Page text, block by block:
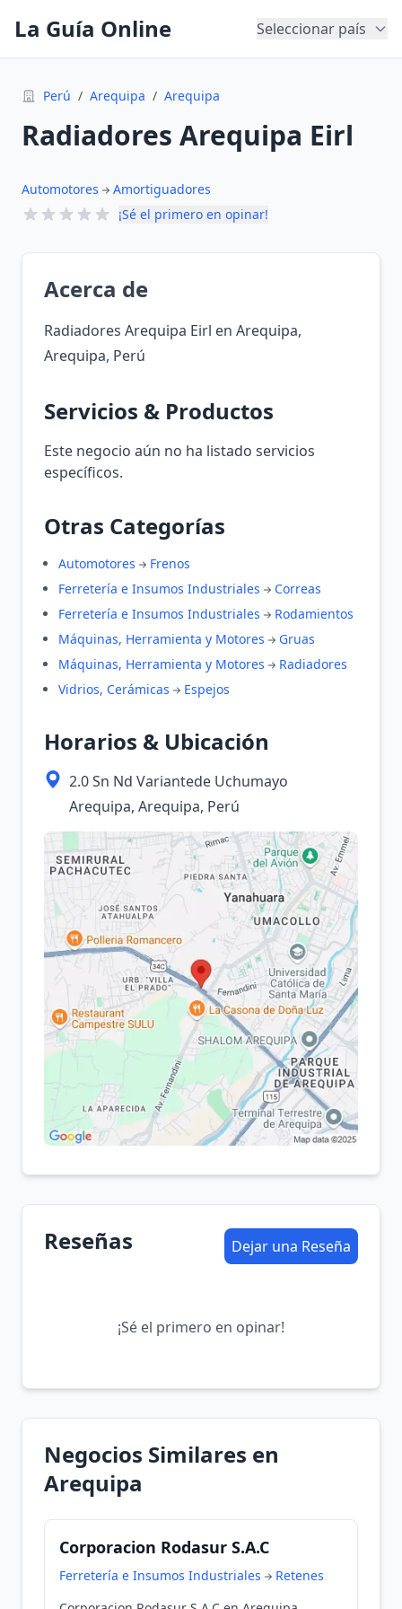
La Guía Online Seleccionar país
Perú / Arequipa / Arequipa
Radiadores Arequipa Eirl
Automotores
Amortiguadores
¡Sé el primero en opinar!
Acerca de
Radiadores Arequipa Eirl en Arequipa,
Arequipa, Perú
Servicios & Productos
Este negocio aún no ha listado servicios
específicos.
Otras Categorías
Automotores
Frenos
Ferretería e Insumos Industriales
Correas
Ferretería e Insumos Industriales
Rodamientos
Máquinas, Herramienta y Motores
Gruas
Máquinas, Herramienta y Motores
Radiadores
Vidrios, Cerámicas
Espejos
Horarios & Ubicación
2.0 Sn Nd Variantede Uchumayo
Arequipa, Arequipa, Perú
Reseñas Dejar una Reseña
¡Sé el primero en opinar!
Negocios Similares en
Arequipa
Corporacion Rodasur S.A.C
Ferretería e Insumos Industriales
Retenes